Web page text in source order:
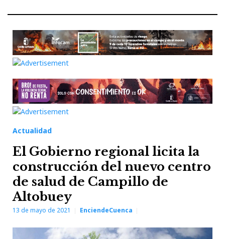
Actualidad
El Gobierno regional licita la
construcción del nuevo centro
de salud de Campillo de
Altobuey
13 de mayo de 2021 EnciendeCuenca